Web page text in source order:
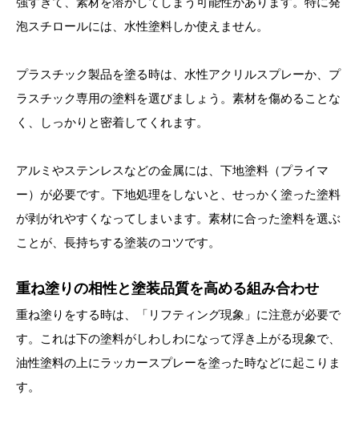
泡スチロールには、水性塗料しか使えません。
プラスチック製品を塗る時は、水性アクリルスプレーか、プ
ラスチック専用の塗料を選びましょう。素材を傷めることな
く、しっかりと密着してくれます。
アルミやステンレスなどの金属には、下地塗料（プライマ
ー）が必要です。下地処理をしないと、せっかく塗った塗料
が剥がれやすくなってしまいます。素材に合った塗料を選ぶ
ことが、長持ちする塗装のコツです。
重ね塗りの相性と塗装品質を高める組み合わせ
重ね塗りをする時は、「リフティング現象」に注意が必要で
す。これは下の塗料がしわしわになって浮き上がる現象で、
油性塗料の上にラッカースプレーを塗った時などに起こりま
す。